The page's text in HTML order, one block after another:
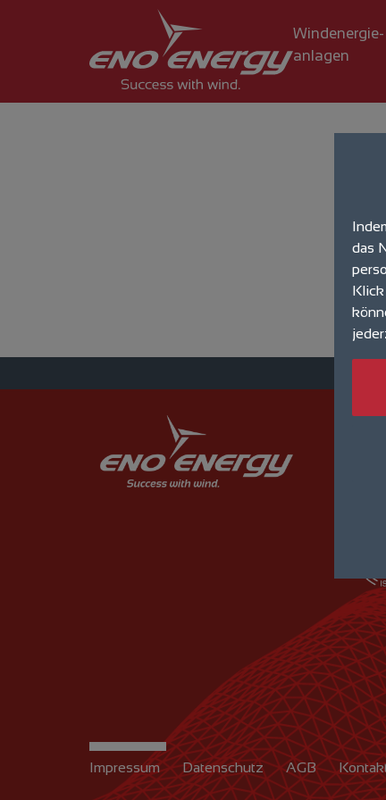
Windenergie­
anlagen
Impressum Datenschutz AGB
das
Klick